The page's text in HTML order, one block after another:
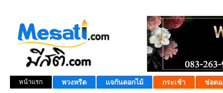
หน้าแรก พวงหรีด แจกันดอกไม้ กระเช้า ช่อดอ